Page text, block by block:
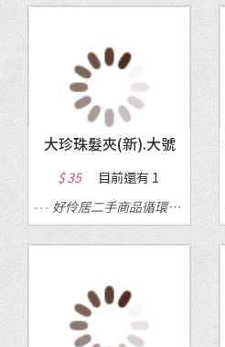
大珍珠髮夾(新).大號
$ 35 目前還有 1
---好伶居二手商品循環店 ---